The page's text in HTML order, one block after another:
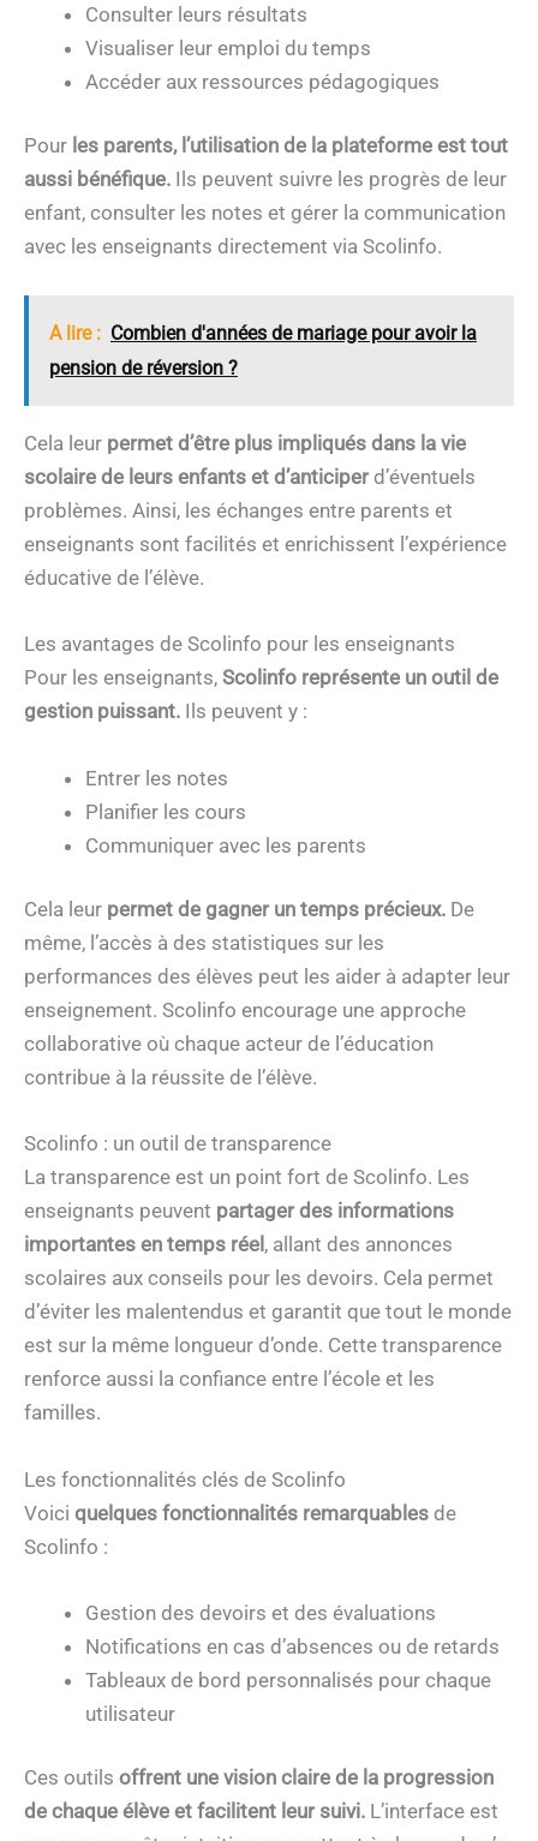
Consulter leurs résultats
Visualiser leur emploi du temps
Accéder aux ressources pédagogiques
Pour les parents, l’utilisation de la plateforme est tout
aussi bénéfique. Ils peuvent suivre les progrès de leur
enfant, consulter les notes et gérer la communication
avec les enseignants directement via Scolinfo.
A lire : Combien d'années de mariage pour avoir la
pension de réversion ?
Cela leur permet d’être plus impliqués dans la vie
scolaire de leurs enfants et d’anticiperd’éventuels
problèmes. Ainsi, les échanges entre parents et
enseignants sont facilités et enrichissent l’expérience
éducative de l’élève.
Les avantages de Scolinfo pour les enseignants
Pour les enseignants, Scolinfo représente un outil de
gestion puissant. Ils peuvent y :
Entrer les notes
Planifier les cours
Communiquer avec les parents
Cela leur permet de gagner un temps précieux. De
même, l’accès à des statistiques sur les
performances des élèves peut les aider à adapter leur
enseignement. Scolinfo encourage une approche
collaborative où chaque acteur de l’éducation
contribue à la réussite de l’élève.
Scolinfo : un outil de transparence
La transparence est un point fort de Scolinfo. Les
enseignants peuvent partager des informations
importantes en temps réel , allant des annonces
scolaires aux conseils pour les devoirs. Cela permet
d’éviter les malentendus et garantit que tout le monde
est sur la même longueur d’onde. Cette transparence
renforce aussi la confiance entre l’école et les
familles.
Les fonctionnalités clés de Scolinfo
Voici quelques fonctionnalités remarquables de
Scolinfo :
Gestion des devoirs et des évaluations
Notifications en cas d’absences ou de retards
Tableaux de bord personnalisés pour chaque
utilisateur
Ces outils offrent une vision claire de la progression
de chaque élève et facilitent leur suivi. L’interface est